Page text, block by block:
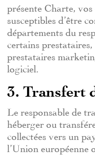
présente Charte, vos
susceptibles d’être
départements du
certains prestataires,
prestataires
logiciel.
3. Transfert
Le responsable de
héberger ou
collectées vers un
l’Union européenne